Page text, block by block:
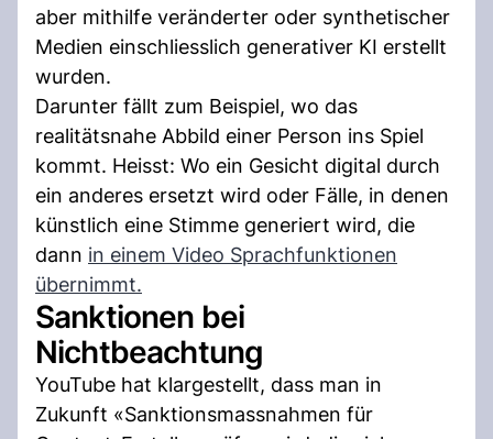
aber mithilfe veränderter oder synthetischer
Medien einschliesslich generativer KI erstellt
wurden.
Darunter fällt zum Beispiel, wo das
realitätsnahe Abbild einer Person ins Spiel
kommt. Heisst: Wo ein Gesicht digital durch
ein anderes ersetzt wird oder Fälle, in denen
künstlich eine Stimme generiert wird, die
dann in einem Video Sprachfunktionen
übernimmt.
Sanktionen bei
Nichtbeachtung
YouTube hat klargestellt, dass man in
Zukunft «Sanktionsmassnahmen für